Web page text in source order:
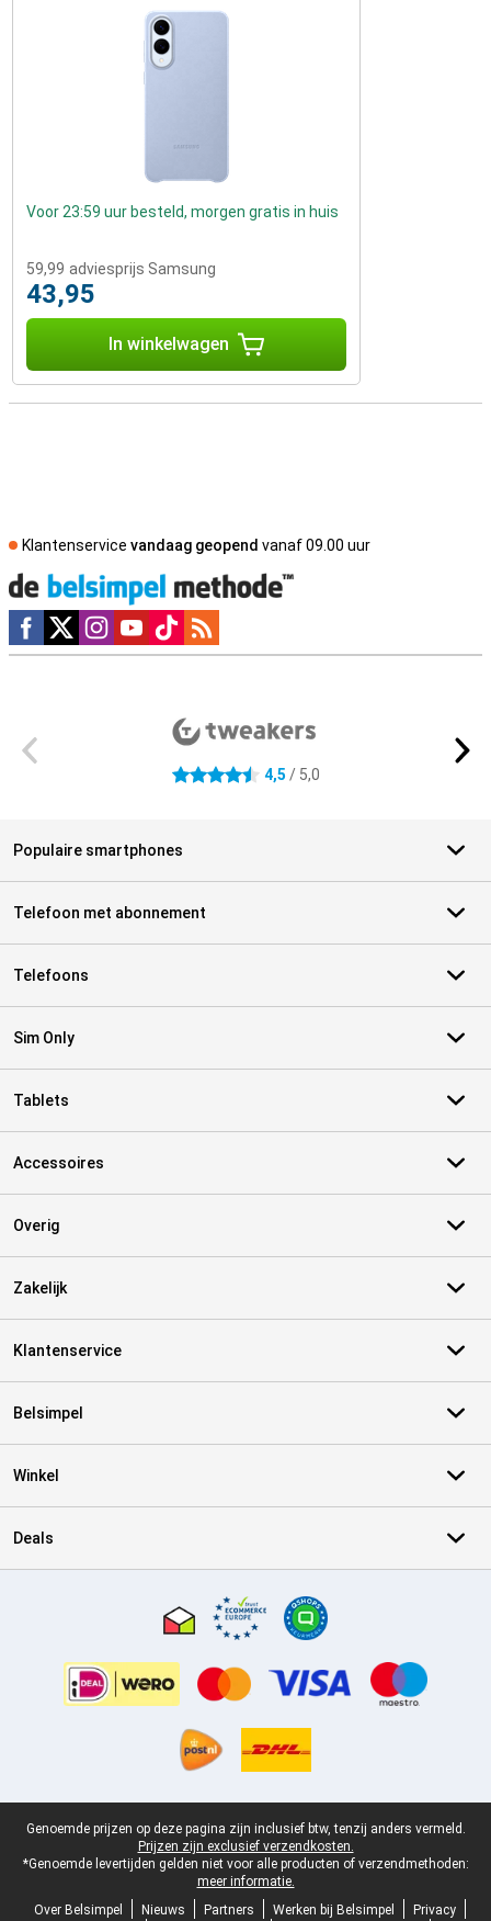
Voor 23:59 uur besteld, morgen gratis in huis
59,99 adviesprijs Samsung
43,95
In winkelwagen
Klantenservice vandaag geopend vanaf 09.00 uur
Social media
4.5 sterren 4,5 / 5,0
Populaire smartphones
Telefoon met abonnement
Telefoons
Sim Only
Tablets
Accessoires
Overig
Zakelijk
Klantenservice
Belsimpel
Winkel
Deals
Juridische voettekst
Genoemde prijzen op deze pagina zijn inclusief btw, tenzij anders vermeld.
Prijzen zijn exclusief verzendkosten.
*Genoemde levertijden gelden niet voor alle producten of verzendmethoden:
meer informatie.
Over Belsimpel
Nieuws Partners Werken bij Belsimpel
Privacy